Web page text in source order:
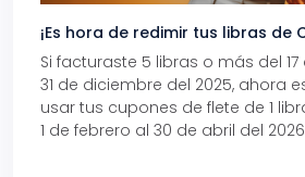
¡Es hora de redimir tus libras de
Si facturaste 5 libras o más del
31 de diciembre del 2025, ahora
usar tus cupones de flete de 1
1 de febrero al 30 de abril del